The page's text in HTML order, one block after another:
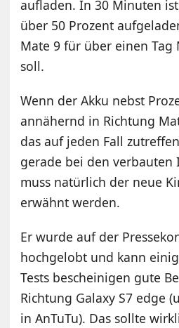
aufladen. In 30 Minuten
über 50 Prozent
Mate 9 für über einen Tag
soll.
Wenn der Akku nebst
annähernd in Richtung
das auf jeden Fall
gerade bei den verbauten
muss natürlich der neue
erwähnt werden.
Er wurde auf der
hochgelobt und kann
Tests bescheinigen gute
Richtung Galaxy S7 edge
in AnTuTu). Das sollte